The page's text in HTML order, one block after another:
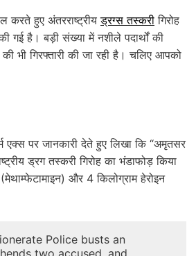
करते हुए अंतरराष्ट्रीयड्रग्स तस्करी गिरोह
गई है। बड़ी संख्या में नशीले पदार्थों की
भी गिरफ्तारी की जा रही है। चलिए आपको
एक्स पर जानकारी देते हुए लिखा कि “अमृतसर
ड्रग तस्करी गिरोह का भंडाफोड़ किया
और 4 किलोग्राम हेरोइन
Police busts an